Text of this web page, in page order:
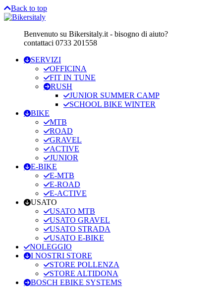
Back to top
Benvenuto su Bikersitaly.it - bisogno di aiuto?
contattaci 0733 201558
SERVIZI
OFFICINA
FIT IN TUNE
RUSH
JUNIOR SUMMER CAMP
SCHOOL BIKE WINTER
BIKE
MTB
ROAD
GRAVEL
ACTIVE
JUNIOR
E-BIKE
E-MTB
E-ROAD
E-ACTIVE
USATO
USATO MTB
USATO GRAVEL
USATO STRADA
USATO E-BIKE
NOLEGGIO
I NOSTRI STORE
STORE POLLENZA
STORE ALTIDONA
BOSCH EBIKE SYSTEMS